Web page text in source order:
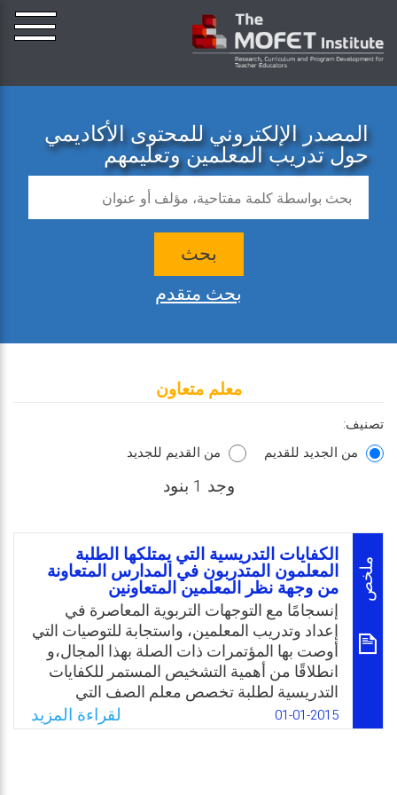
المصدر الإلكتروني للمحتوى الأكاديمي
حول تدريب المعلمين وتعليمهم
بحث
بحث متقدم
معلم متعاون
تصنيف:
من الجديد للقديم
من القديم للجديد
وجد 1 بنود
ملخص
الكفايات التدريسية التي يمتلكها الطلبة
المعلمون المتدربون في المدارس المتعاونة
من وجهة نظر المعلمين المتعاونين
إنسجامًا مع التوجهات التربوية المعاصرة في
إعداد وتدريب المعلمين، واستجابة للتوصيات التي
أوصت بها المؤتمرات ذات الصلة بهذا المجال،و
انطلاقًا من أهمية التشخيص المستمر للكفايات
التدريسية لطلبة تخصص معلم الصف التي
يكتسبونها من خلال المساقات الدراسية التي
تمثّل الجانب النظري المعرفي، ومن خلال
01-01-2015 لقراءة المزيد